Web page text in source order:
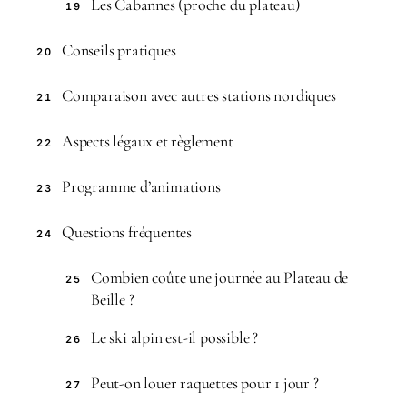
19 Les Cabannes (proche du plateau)
20 Conseils pratiques
21 Comparaison avec autres stations nordiques
22 Aspects légaux et règlement
23 Programme d’animations
24 Questions fréquentes
25
Combien coûte une journée au Plateau de
Beille ?
26 Le ski alpin est-il possible ?
27 Peut-on louer raquettes pour 1 jour ?